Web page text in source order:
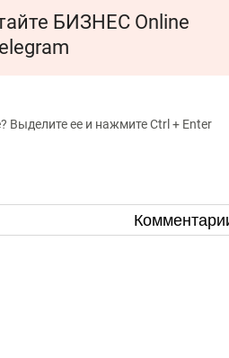
БИЗНЕС Online
Выделите ее и нажмите Ctrl + Enter